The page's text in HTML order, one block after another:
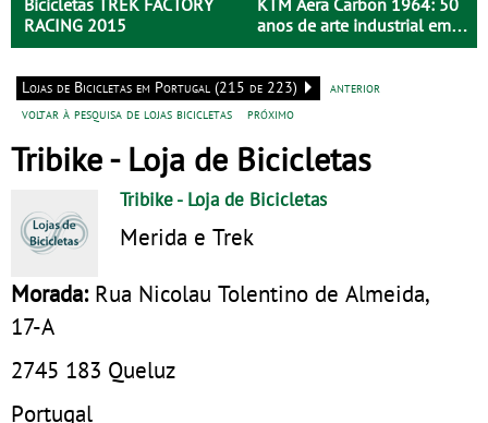
Bicicletas TREK FACTORY
RACING 2015
KTM Aera Carbon 1964: 50
anos de arte industrial em
carbono
Lojas de Bicicletas em Portugal (215 de 223)
anterior
voltar à pesquisa de lojas bicicletas
próximo
Tribike - Loja de Bicicletas
Tribike- Loja de Bicicletas
Merida e Trek
Morada: Rua Nicolau Tolentino de Almeida,
17-A
2745 183 Queluz
Portugal